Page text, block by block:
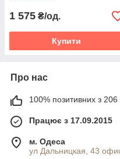
1 575 ₴/од.
Купити
Про нас
100% позитивних з 206
Працює з 17.09.2015
м. Одеса
ул Дальницкая, 43